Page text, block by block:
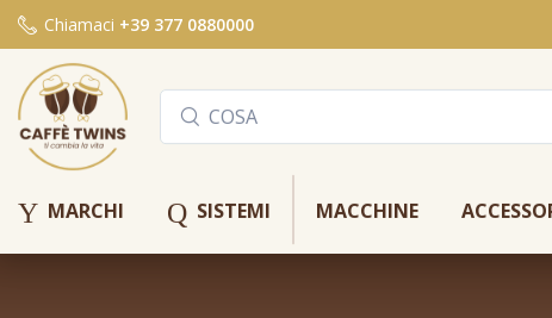
Chiamaci +39 377 0880000
Y MARCHI Q SISTEMI MACCHINE